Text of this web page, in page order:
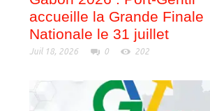
accueille la Grande Finale
Nationale le 31 juillet
Juil 18, 2026 0 202